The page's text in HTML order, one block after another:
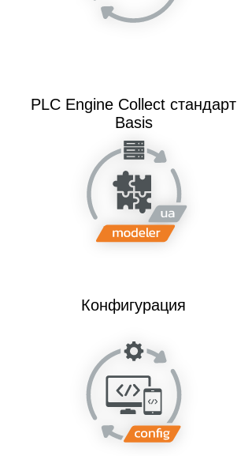
PLC Engine Collect стандарт
Basis
Конфигурация